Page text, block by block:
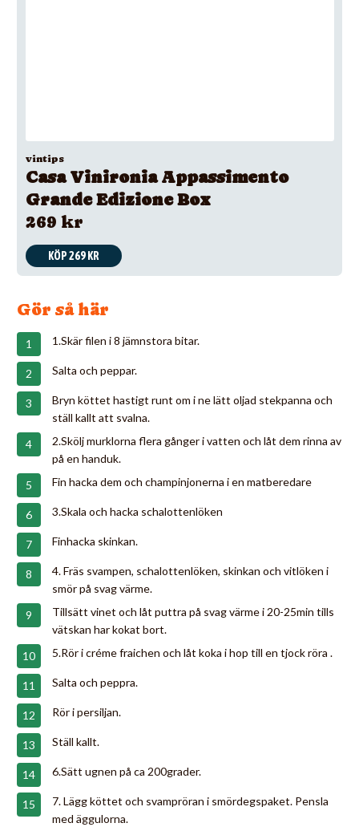
vintips
Casa Vinironia Appassimento
Grande Edizione Box
269 kr
KÖP 269 KR
Gör så här
1.Skär filen i 8 jämnstora bitar.
Salta och peppar.
Bryn köttet hastigt runt om i ne lätt oljad stekpanna och
ställ kallt att svalna.
2.Skölj murklorna flera gånger i vatten och låt dem rinna av
på en handuk.
Fin hacka dem och champinjonerna i en matberedare
3.Skala och hacka schalottenlöken
Finhacka skinkan.
4. Fräs svampen, schalottenlöken, skinkan och vitlöken i
smör på svag värme.
Tillsätt vinet och låt puttra på svag värme i 20-25min tills
vätskan har kokat bort.
5.Rör i créme fraichen och låt koka i hop till en tjock röra .
Salta och peppra.
Rör i persiljan.
Ställ kallt.
6.Sätt ugnen på ca 200grader.
7. Lägg köttet och svampröran i smördegspaket. Pensla
med äggulorna.